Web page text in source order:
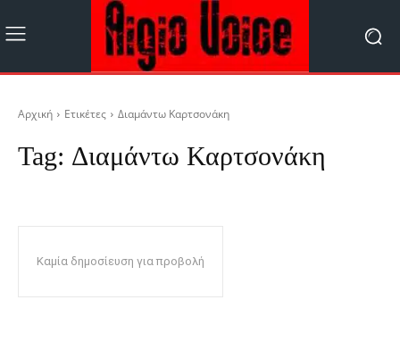
Αρχική Ετικέτες Διαμάντω Καρτσονάκη
Tag: Διαμάντω Καρτσονάκη
Καμία δημοσίευση για προβολή